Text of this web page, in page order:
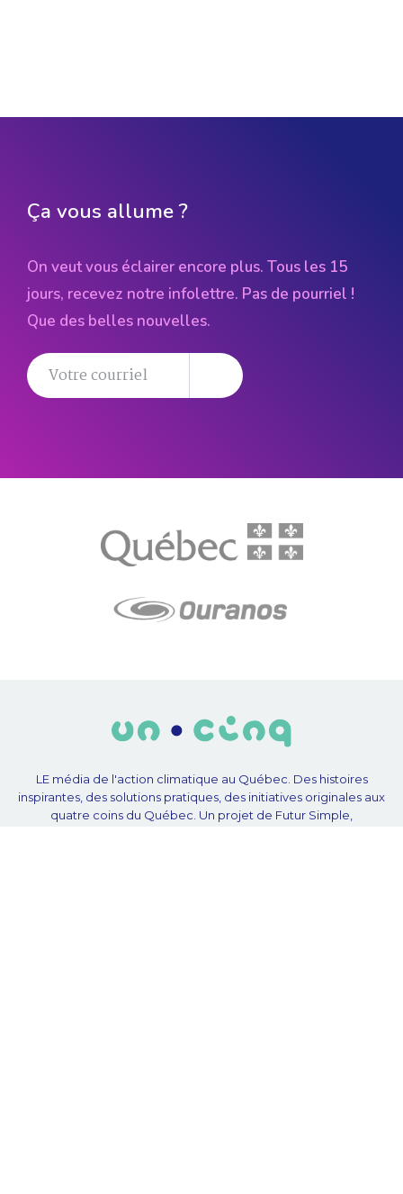
Ça vous allume ?
On veut vous éclairer encore plus. Tous les 15
jours, recevez notre infolettre. Pas de pourriel !
Que des belles nouvelles.
LE média de l'action climatique au Québec. Des histoires
inspirantes, des solutions pratiques, des initiatives originales aux
quatre coins du Québec. Un projet de Futur Simple,